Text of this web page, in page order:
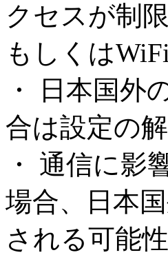
クセスが制
もしくは
・ 日本国外
合は設定の
・ 通信に影
場合、日本
される可能